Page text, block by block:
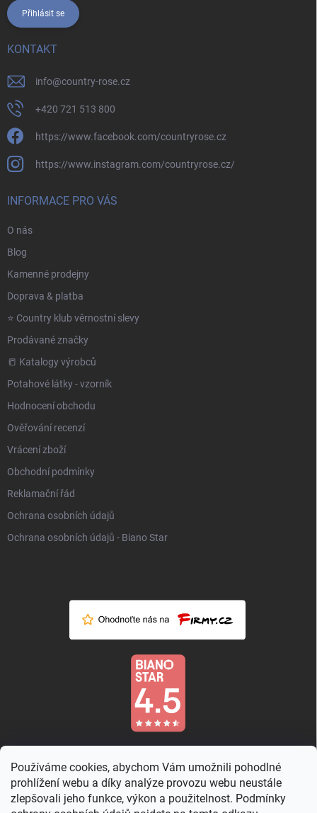
Používáme cookies, abychom Vám umožnili pohodlné
prohlížení webu a díky analýze provozu webu neustále
zlepšovali jeho funkce, výkon a použitelnost. Podmínky
Přihlásit se
KONTAKT
info@country-rose.cz
+420 721 513 800
https://www.facebook.com/countryrose.cz
https://www.instagram.com/countryrose.cz/
INFORMACE PRO VÁS
O nás
Blog
Kamenné prodejny
Doprava & platba
⭐️ Country klub věrnostní slevy
Prodávané značky
📒 Katalogy výrobců
Potahové látky - vzorník
Hodnocení obchodu
Ověřování recenzí
Vrácení zboží
Obchodní podmínky
Reklamační řád
Ochrana osobních údajů
Ochrana osobních údajů - Biano Star